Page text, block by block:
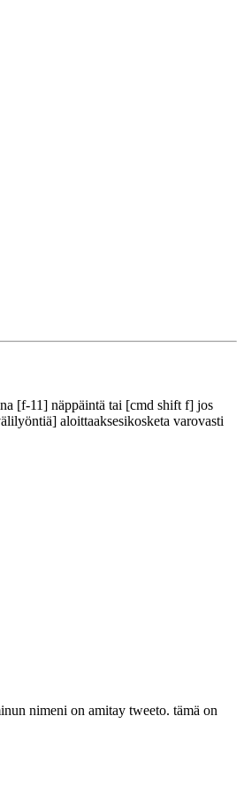
[f-11] näppäintä tai [cmd shift f] jos
aloittaaksesikosketa varovasti
nimeni on amitay tweeto. tämä on